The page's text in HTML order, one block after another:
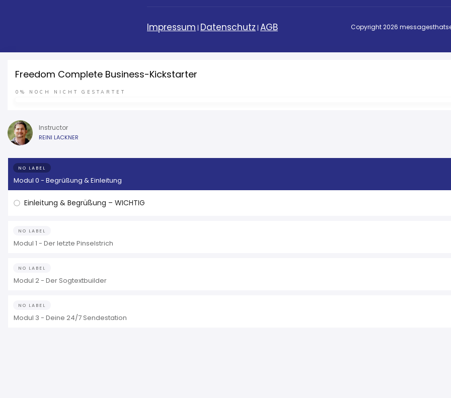
Impressum | Datenschutz | AGB Copyright2026
Freedom Complete Business-Kickstarter
0% NOCH NICHT GESTARTET
Instructor
REINI LACKNER
NO LABEL
Modul 0 - Begrüßung & Einleitung
Einleitung & Begrüßung – WICHTIG
NO LABEL
Modul 1 - Der letzte Pinselstrich
NO LABEL
Modul 2 - Der Sogtextbuilder
NO LABEL
Modul 3 - Deine 24/7 Sendestation